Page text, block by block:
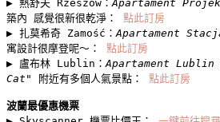
▶︎ 熱舒夫 Rzeszów： Apartament
築內 感覺很新很乾淨： 點此訂房
▶︎ 扎莫希奇 Zamość： Apartament
寓設計很摩登呢～： 點此訂房
▶︎ 盧布林 Lublin： Apartament
Cat"
附近有多個人氣景點： 點此訂房
波蘭最優惠機票